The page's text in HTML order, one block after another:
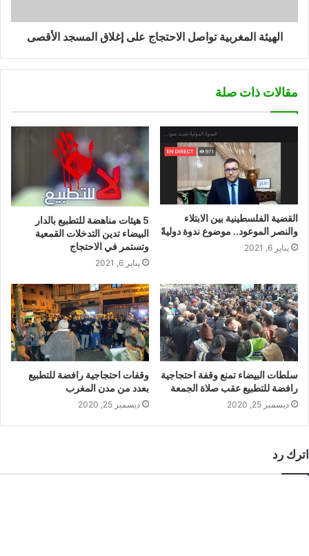
الهيئة المغربية تواصل الاحتجاج على إغلاق المسجد الأقصى
مقالات ذات صلة
القضية الفلسطينية بين الابتلاء
والنصر الموعود.. موضوع ندوة دوليةً
يناير 6, 2021
5 هيئات مناهضة للتطبيع بالدار
البيضاء تدين التدخلات القمعية
وتستمر في الاحتجاج
يناير 6, 2021
سلطات البيضاء تمنع وقفة احتجاجية
رافضة للتطبيع عقب صلاة الجمعة
ديسمبر 25, 2020
وقفات احتجاجية رافضة للتطبيع
بعدد من مدن المغرب
ديسمبر 25, 2020
اترك رد